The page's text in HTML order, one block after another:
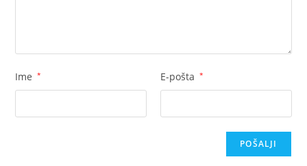
Ime * E-pošta *